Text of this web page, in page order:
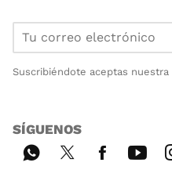
Suscribiéndote aceptas nuestra
SÍGUENOS